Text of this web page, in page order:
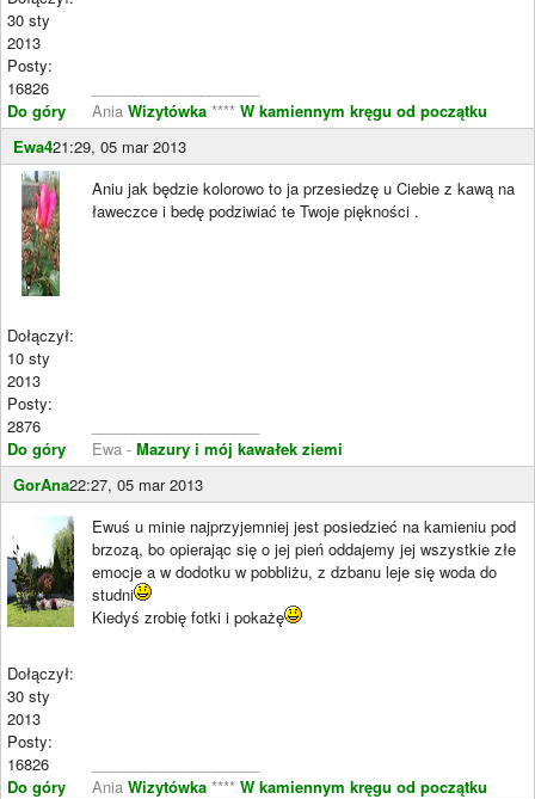
30 sty
2013
Posty:
16826
Do góry
Ania Wizytówka **** W kamiennym kręgu od początku
Ewa421:29, 05 mar 2013
Dołączył:
10 sty
2013
Posty:
2876
Do góry
Aniu jak będzie kolorowo to ja przesiedzę u Ciebie z kawą na
ławeczce i bedę podziwiać te Twoje piękności .
Ewa - Mazury i mój kawałek ziemi
GorAna22:27, 05 mar 2013
Dołączył:
30 sty
2013
Posty:
16826
Do góry
Ewuś u minie najprzyjemniej jest posiedzieć na kamieniu pod
brzozą, bo opierając się o jej pień oddajemy jej wszystkie złe
emocje a w dodotku w pobbliżu, z dzbanu leje się woda do
studni
Kiedyś zrobię fotki i pokażę
Ania Wizytówka **** W kamiennym kręgu od początku